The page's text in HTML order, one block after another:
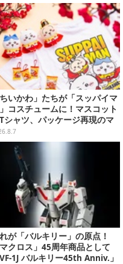
多数
ちいかわ」たちが「スッパイマ
コスチュームに！マスコット
シャツ、パッケージ再現のマ
ットなど全5アイテム
が「バルキリー」の原点！
マクロス」45周年商品として
VF-1J バルキリー45th Anniv.」